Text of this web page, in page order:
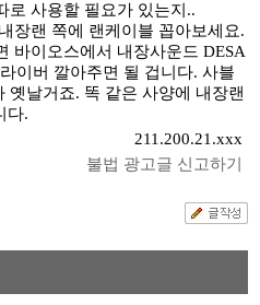
로 사용할 필요가 있는지..
장랜 쪽에 랜케이블 꼽아보세요.
바이오스에서 내장사운드 DESA
이버 깔아주면 될 겁니다. 사블
옛날거죠. 똑 같은 사양에 내장랜
다.
211.200.21.xxx
불법 광고글 신고하기